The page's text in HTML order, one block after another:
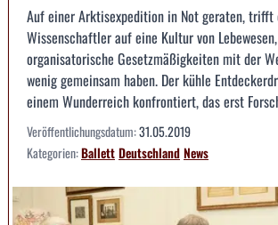
Auf einer Arktisexpedition in Not geraten, trifft
Wissenschaftler auf eine Kultur von
organisatorische Gesetzmäßigkeiten mit der
wenig gemeinsam haben. Der kühle
einem Wunderreich konfrontiert, das erst
Veröffentlichungsdatum:31.05.2019
Kategorien:BallettDeutschlandNews